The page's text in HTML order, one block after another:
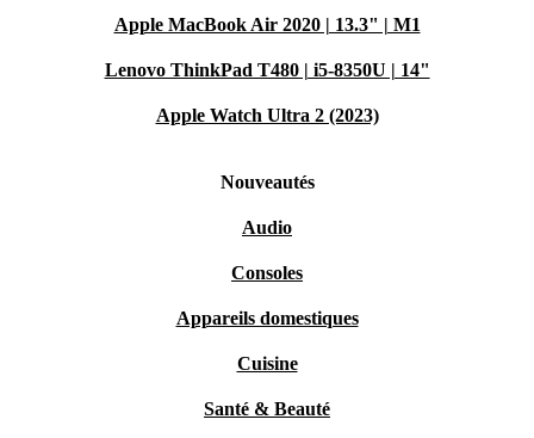
Apple MacBook Air 2020 | 13.3" | M1
Lenovo ThinkPad T480 | i5-8350U | 14"
Apple Watch Ultra 2 (2023)
Nouveautés
Audio
Consoles
Appareils domestiques
Cuisine
Santé & Beauté